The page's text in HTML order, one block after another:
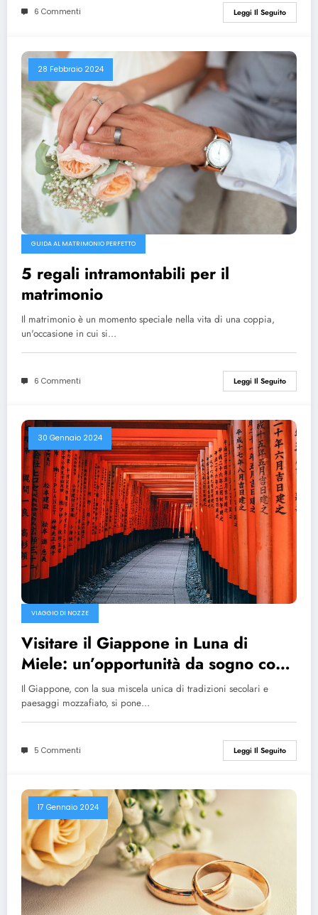
6 Commenti Leggi Il Seguito
28 Febbraio 2024
GUIDA AL MATRIMONIO PERFETTO
5 regali intramontabili per il
matrimonio
Il matrimonio è un momento speciale nella vita di una coppia,
un'occasione in cui si…
6 Commenti Leggi Il Seguito
30 Gennaio 2024
VIAGGIO DI NOZZE
Visitare il Giappone in Luna di
Miele: un’opportunità da sogno con
Japan Travel
Il Giappone, con la sua miscela unica di tradizioni secolari e
paesaggi mozzafiato, si pone…
5 Commenti Leggi Il Seguito
17 Gennaio 2024